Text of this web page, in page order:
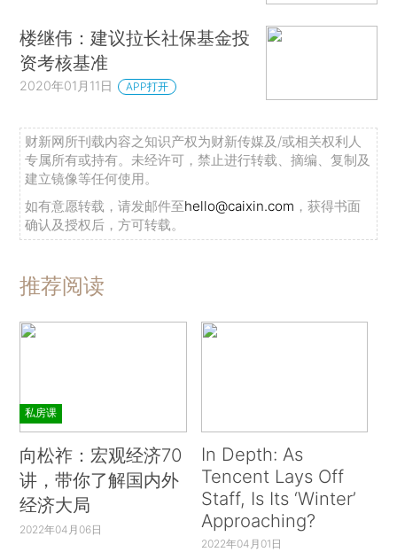
楼继伟：建议拉长社保基金投
资考核基准
2020年01月11日 APP打开
财新网所刊载内容之知识产权为财新传媒及/或相关权利人
专属所有或持有。未经许可，禁止进行转载、摘编、复制及
建立镜像等任何使用。
如有意愿转载，请发邮件至hello@caixin.com ，获得书面
确认及授权后，方可转载。
推荐阅读
私房课
向松祚：宏观经济70
讲，带你了解国内外
经济大局
2022年04月06日
In Depth: As
Tencent Lays Off
Staff, Is Its ‘Winter’
Approaching?
2022年04月01日